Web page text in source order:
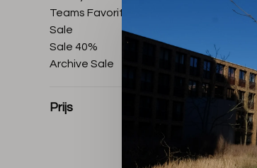
Teams Favorites
Sale
Sale 40%
Archive Sale
Prijs